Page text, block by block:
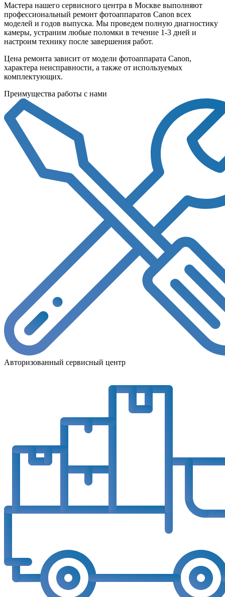
Мастера нашего сервисного центра в Москве выполняют
профессиональный ремонт фотоаппаратов Canon всех
моделей и годов выпуска. Мы проведем полную диагностику
камеры, устраним любые поломки в течение 1-3 дней и
настроим технику после завершения работ.
Цена ремонта зависит от модели фотоаппарата Canon,
характера неисправности, а также от используемых
комплектующих.
Преимущества работы с нами
Авторизованный сервисный центр